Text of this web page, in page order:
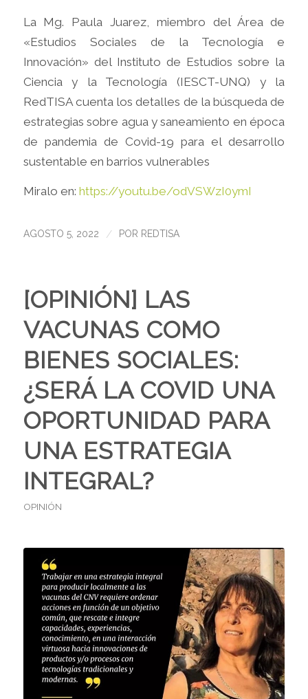
La Mg. Paula Juarez, miembro del Área de
«Estudios Sociales de la Tecnología e
Innovación» del Instituto de Estudios sobre la
Ciencia y la Tecnología (IESCT-UNQ) y la
RedTISA cuenta los detalles de la búsqueda de
estrategias sobre agua y saneamiento en época
de pandemia de Covid-19 para el desarrollo
sustentable en barrios vulnerables
Miralo en: https://youtu.be/odVSWzI0ymI
AGOSTO 5, 2022 / POR REDTISA
[OPINIÓN] LAS
VACUNAS COMO
BIENES SOCIALES:
¿SERÁ LA COVID UNA
OPORTUNIDAD PARA
UNA ESTRATEGIA
INTEGRAL?
OPINIÓN